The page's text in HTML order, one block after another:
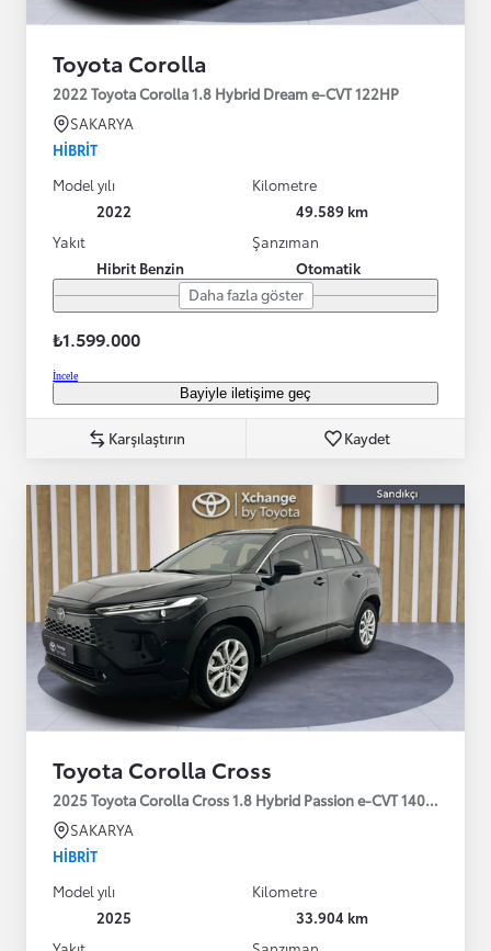
Toyota Corolla
2022 Toyota Corolla 1.8 Hybrid Dream e-CVT 122HP
SAKARYA
HIBRIT
Model yılı
2022
Kilometre
49.589 km
Yakıt
Hibrit Benzin
Şanzıman
Otomatik
Daha fazla göster
₺1.599.000
İncele
Bayiyle iletişime geç
Karşılaştırın Kaydet
Toyota Corolla Cross
2025 Toyota Corolla Cross 1.8 Hybrid Passion e-CVT 140HP
SAKARYA
HIBRIT
Model yılı
2025
Kilometre
33.904 km